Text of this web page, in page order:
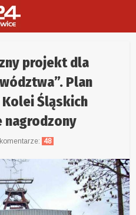
projekt dla
Plan
Śląskich
nagrodzony
komentarze: 48